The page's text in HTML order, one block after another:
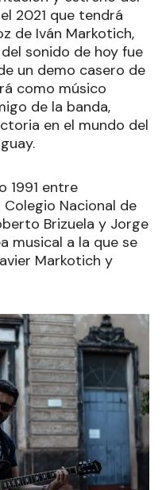
2021 que tendrá
de Iván Markotich,
sonido de hoy fue
un demo casero de
como músico
de la banda,
en el mundo del
1991 entre
Nacional de
Brizuela y Jorge
musical a la que se
Markotich y